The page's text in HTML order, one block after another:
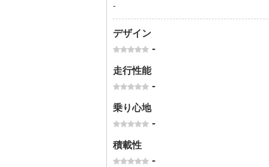
-
デザイン
-
走行性能
-
乗り心地
-
積載性
-